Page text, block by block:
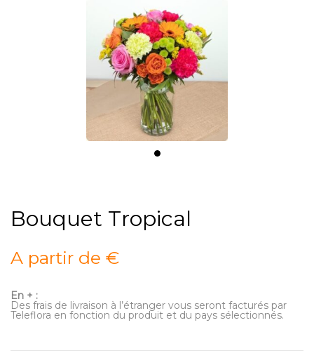
Bouquet Tropical
A partir de €
En + :
Des frais de livraison à l’étranger vous seront facturés par
Teleflora en fonction du produit et du pays sélectionnés.